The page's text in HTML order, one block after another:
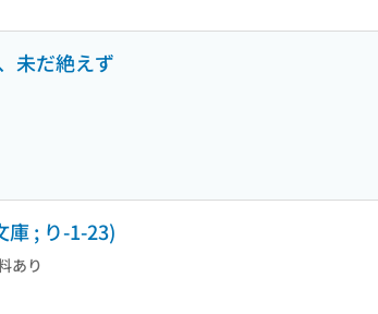
未だ絶えず
庫 ; り-1-23)
あり